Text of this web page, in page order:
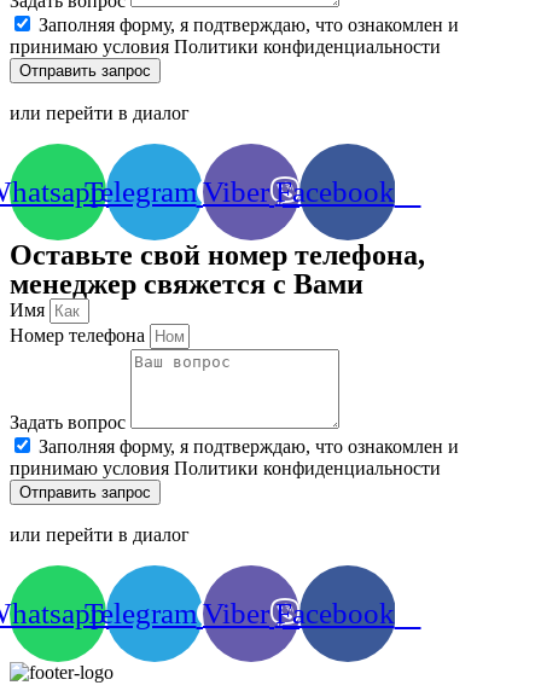
Заполняя форму, я подтверждаю, что ознакомлен и
принимаю условия Политики конфиденциальности
Отправить запрос
или перейти в диалог
Telegram ViberFacebook
Оставьте свой номер телефона,
менеджер свяжется с Вами
Имя
Номер телефона
Задать вопрос
Заполняя форму, я подтверждаю, что ознакомлен и
принимаю условия Политики конфиденциальности
Отправить запрос
или перейти в диалог
Telegram ViberFacebook